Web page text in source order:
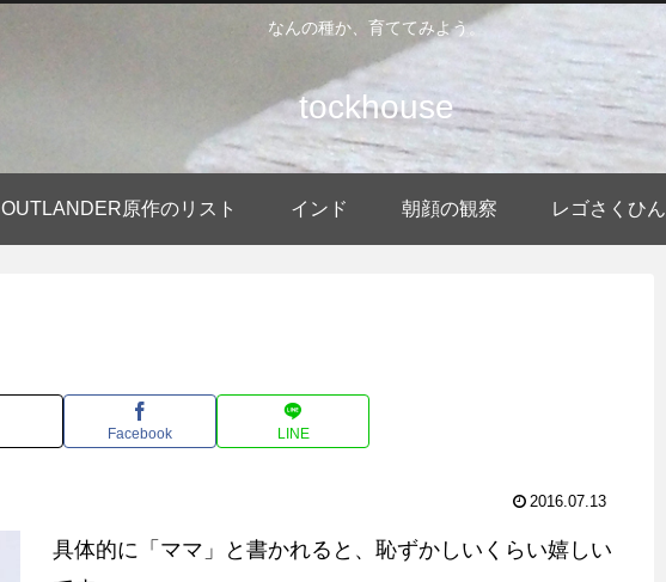
なんの種か、育ててみよう。
tockhouse
OUTLANDER原作のリスト インド 朝顔の観察 レゴさくひん
Facebook LINE
2016.07.13
具体的に「ママ」と書かれると、恥ずかしいくらい嬉しい